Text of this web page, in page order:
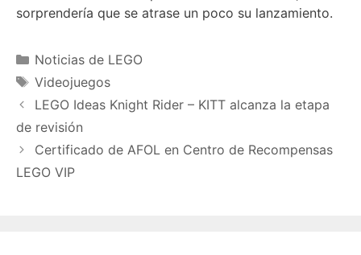
sorprendería que se atrase un poco su lanzamiento.
Categories
Noticias de LEGO
Tags
Videojuegos
LEGO Ideas Knight Rider – KITT alcanza la etapa
de revisión
Certificado de AFOL en Centro de Recompensas
LEGO VIP